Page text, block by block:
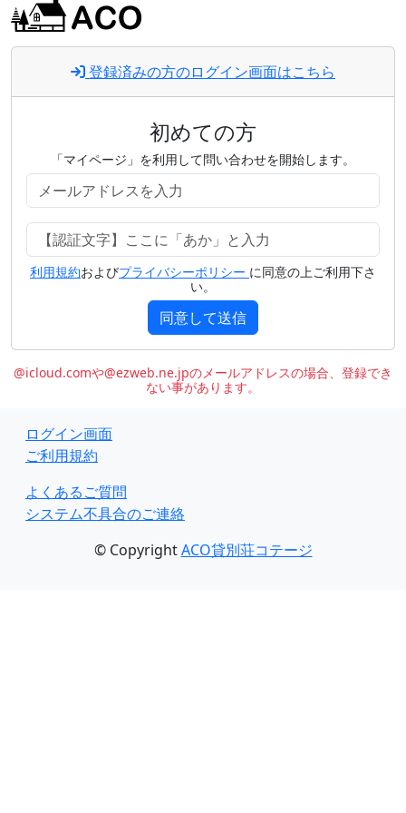
登録済みの方のログイン画面はこちら
初めての方
「マイページ」を利用して問い合わせを開始します。
利用規約およびプライバシーポリシー に同意の上ご利用下さ
い。
同意して送信
@icloud.comや@ezweb.ne.jpのメールアドレスの場合、登録でき
ない事があります。
ログイン画面
ご利用規約
よくあるご質問
システム不具合のご連絡
© CopyrightACO貸別荘コテージ